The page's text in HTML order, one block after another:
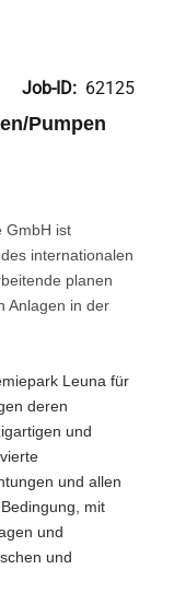
Job-ID: 62125
Pumpen
GmbH ist
internationalen
planen
Anlagen in der
Leuna für
deren
und
und allen
mit
und
und